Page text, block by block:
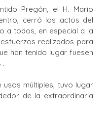
Pregón, el H. Mario
cerró los actos del
a todos, en especial a la
realizados para
han tenido lugar fuesen
.
usos múltiples, tuvo lugar
de la extraordinaria